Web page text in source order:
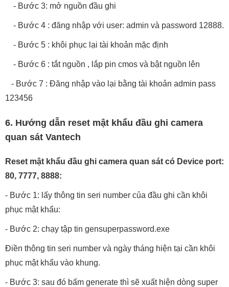
- Bước 3: mở nguồn đầu ghi
- Bước 4 : đăng nhập với user: admin và password 12888.
- Bước 5 : khôi phục lại tài khoản mặc định
- Bước 6 : tắt nguồn , lắp pin cmos và bật nguồn lên
- Bước 7 : Đăng nhập vào lại bằng tài khoản admin pass
123456
6. Hướng dẫn reset mật khẩu đầu ghi camera
quan sát Vantech
Reset mật khẩu đầu ghi camera quan sát có Device port:
80, 7777, 8888:
- Bước 1: lấy thông tin seri number của đầu ghi cần khôi
phục mật khẩu:
- Bước 2: chạy tập tin gensuperpassword.exe
Điền thông tin seri number và ngày tháng hiện tại cần khôi
phục mật khẩu vào khung.
- Bước 3: sau đó bấm generate thì sẽ xuất hiện dòng super